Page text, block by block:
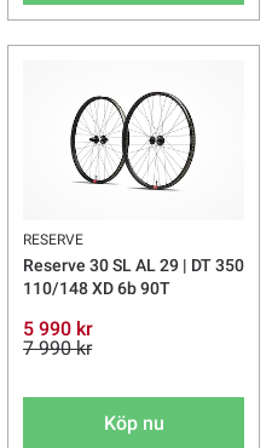
RESERVE
Reserve 30 SL AL 29 | DT 350
110/148 XD 6b 90T
5 990 kr
7 990 kr
Köp nu